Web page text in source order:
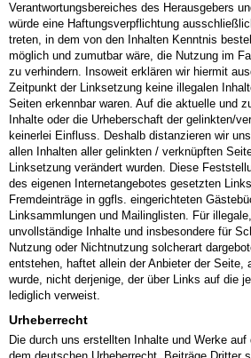
Verantwortungsbereiches des Herausgebers
würde eine Haftungsverpflichtung
treten, in dem von den Inhalten Kenntnis
möglich und zumutbar wäre, die Nutzung im
zu verhindern. Insoweit erklären wir hiermit
Zeitpunkt der Linksetzung keine illegalen
Seiten erkennbar waren. Auf die aktuelle und
Inhalte oder die Urheberschaft der gelinkten/
keinerlei Einfluss. Deshalb distanzieren wir
allen Inhalten aller gelinkten / verknüpften
Linksetzung verändert wurden. Diese
des eigenen Internetangebotes gesetzten
Fremdeinträge in ggfls. eingerichteten
Linksammlungen und Mailinglisten. Für
unvollständige Inhalte und insbesondere für
Nutzung oder Nichtnutzung solcherart
entstehen, haftet allein der Anbieter der Seite,
wurde, nicht derjenige, der über Links auf die
lediglich verweist.
Urheberrecht
Die durch uns erstellten Inhalte und Werke